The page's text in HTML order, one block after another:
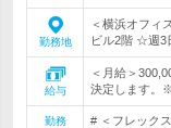
勤務地
＜横浜オフィ
ビル2階 ☆週3
給与
＜月給＞
決定します。
勤務
# ＜フレック